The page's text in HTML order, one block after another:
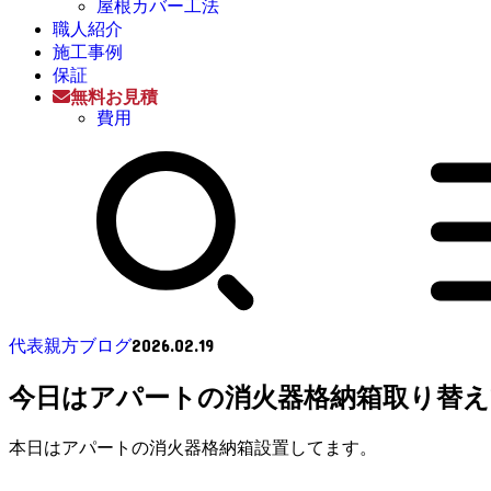
屋根カバー工法
職人紹介
施工事例
保証
無料お見積
費用
代表親方ブログ2026.02.19
今日はアパートの消火器格納箱取り替え
本日はアパートの消火器格納箱設置してます。